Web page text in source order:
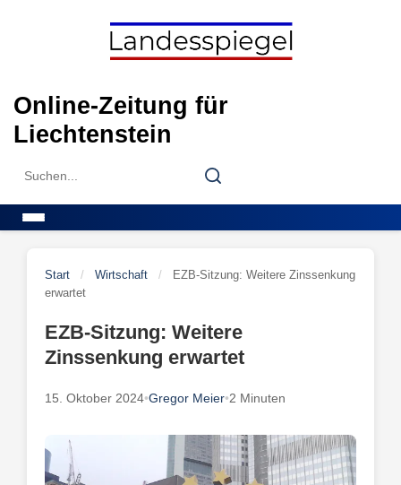
Online-Zeitung für
Liechtenstein
Search
Search
Start / Wirtschaft /
EZB-Sitzung: Weitere Zinssenkung
erwartet
EZB-Sitzung: Weitere
Zinssenkung erwartet
15. Oktober 2024•Gregor Meier•2 Minuten